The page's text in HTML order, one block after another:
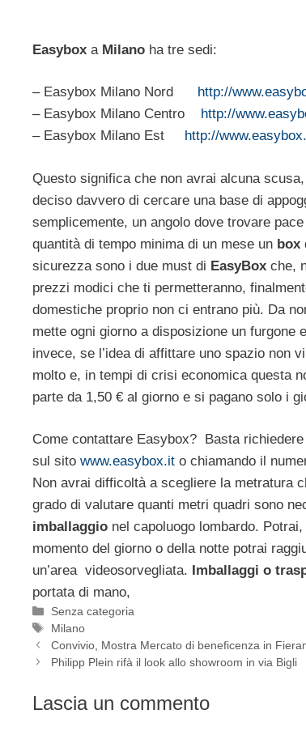
Easybox a Milano ha tre sedi:
– Easybox Milano Nord http://
– Easybox Milano Centro http://
– Easybox Milano Est http://
Questo significa che non avrai alcuna
deciso davvero di cercare una base di
semplicemente, un angolo dove trovare
quantità di tempo minima di un mese un box
sicurezza sono i due must di EasyBox che,
prezzi modici che ti permetteranno,
domestiche proprio non ci entrano più. Da
mette ogni giorno a disposizione un furgone
invece, se l’idea di affittare uno spazio non
molto e, in tempi di crisi economica questa
parte da 1,50 € al giorno e si pagano solo i
Come contattare Easybox? Basta
sul sito www.easybox.it o chiamando il
Non avrai difficoltà a scegliere la metratura
grado di valutare quanti metri quadri sono
imballaggio nel capoluogo lombardo.
momento del giorno o della notte potrai
un’area videosorvegliata. Imballaggi o
portata di mano,
Categorie
Senza categoria
Tag
Milano
Convivio, Mostra Mercato di beneficenza in
Philipp Plein rifà il look allo showroom in via Bigli
Lascia un commento